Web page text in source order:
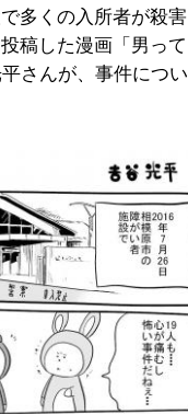
多くの入所者が殺害
稿した漫画「男って
さんが、事件につい